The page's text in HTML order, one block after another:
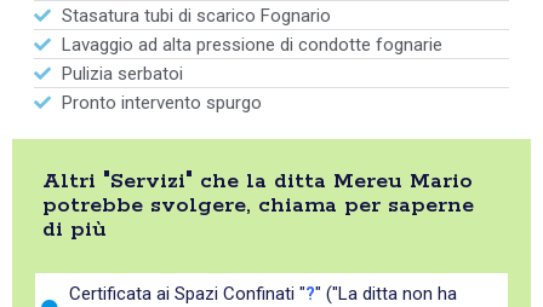
Stasatura tubi di scarico Fognario
Lavaggio ad alta pressione di condotte fognarie
Pulizia serbatoi
Pronto intervento spurgo
Altri "Servizi" che la ditta Mereu Mario
potrebbe svolgere, chiama per saperne
di più
Certificata ai Spazi Confinati "?" ("La ditta non ha